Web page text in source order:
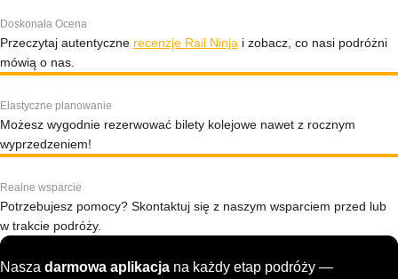
Doskonała Ocena
Przeczytaj autentyczne recenzje Rail Ninja i zobacz, co nasi podróżni
mówią o nas.
Elastyczne planowanie
Możesz wygodnie rezerwować bilety kolejowe nawet z rocznym
wyprzedzeniem!
Realne wsparcie
Potrzebujesz pomocy? Skontaktuj się z naszym wsparciem przed lub
w trakcie podróży.
Nasza darmowa aplikacja na każdy etap podróży —